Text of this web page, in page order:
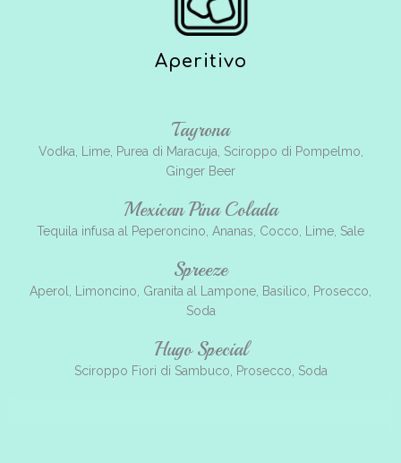
Aperitivo
Tayrona
Vodka, Lime, Purea di Maracuja, Sciroppo di Pompelmo,
Ginger Beer
Mexican Pina Colada
Tequila infusa al Peperoncino, Ananas, Cocco, Lime, Sale
Spreeze
Aperol, Limoncino, Granita al Lampone, Basilico, Prosecco,
Soda
Hugo Special
Sciroppo Fiori di Sambuco, Prosecco, Soda